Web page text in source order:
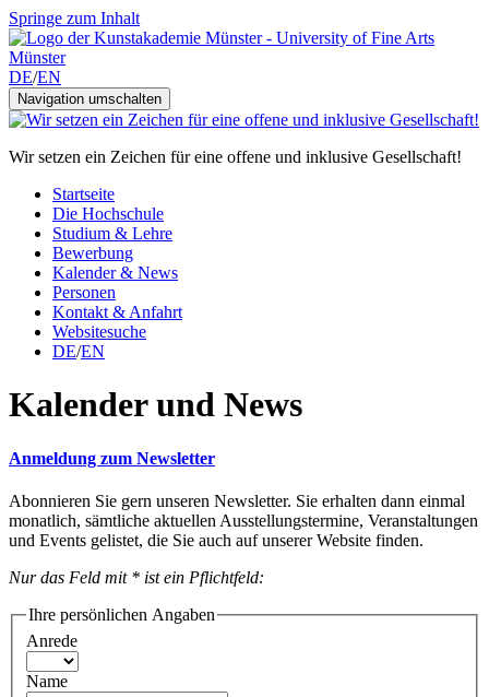
Springe zum Inhalt
DE/EN
Navigation umschalten
Wir setzen ein Zeichen für eine offene und inklusive Gesellschaft!
Startseite
Die Hochschule
Studium & Lehre
Bewerbung
Kalender & News
Personen
Kontakt & Anfahrt
Websitesuche
DE/EN
Kalender und News
Anmeldung zum Newsletter
Abonnieren Sie gern unseren Newsletter. Sie erhalten dann einmal
monatlich, sämtliche aktuellen Ausstellungstermine, Veranstaltungen
und Events gelistet, die Sie auch auf unserer Website finden.
Nur das Feld mit * ist ein Pflichtfeld:
Ihre persönlichen Angaben
Anrede
Name